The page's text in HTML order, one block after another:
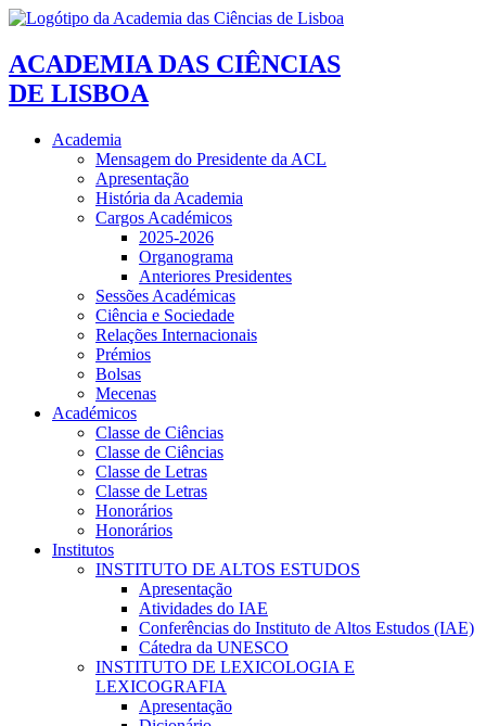
ACADEMIA DAS CIÊNCIAS
DE LISBOA
Academia
Mensagem do Presidente da ACL
Apresentação
História da Academia
Cargos Académicos
2025-2026
Organograma
Anteriores Presidentes
Sessões Académicas
Ciência e Sociedade
Relações Internacionais
Prémios
Bolsas
Mecenas
Académicos
Classe de Ciências
Classe de Ciências
Classe de Letras
Classe de Letras
Honorários
Honorários
Institutos
INSTITUTO DE ALTOS ESTUDOS
Apresentação
Atividades do IAE
Conferências do Instituto de Altos Estudos (IAE)
Cátedra da UNESCO
INSTITUTO DE LEXICOLOGIA E
LEXICOGRAFIA
Apresentação